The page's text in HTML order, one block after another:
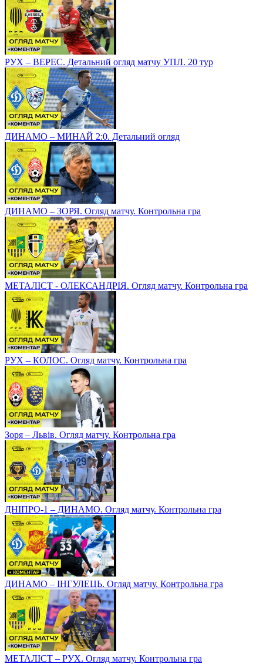
РУХ – ВЕРЕС. Детальний огляд матчу УПЛ. 20 тур
ДИНАМО – МИНАЙ 2:0. Детальний огляд
ДИНАМО – ЗОРЯ. Огляд матчу. Контрольна гра
МЕТАЛІСТ - ОЛЕКСАНДРІЯ. Огляд матчу. Контрольна гра
РУХ – КОЛОС. Огляд матчу. Контрольна гра
Зоря – Львів. Огляд матчу. Контрольна гра
ДНІПРО-1 – ДИНАМО. Огляд матчу. Контрольна гра
ДИНАМО – ІНГУЛЕЦЬ. Огляд матчу. Контрольна гра
МЕТАЛІСТ – РУХ. Огляд матчу. Контрольна гра